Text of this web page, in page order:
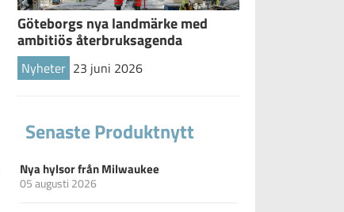
Göteborgs nya landmärke med
ambitiös återbruksagenda
Nyheter 23 juni 2026
Senaste Produktnytt
Nya hylsor från Milwaukee
05 augusti 2026